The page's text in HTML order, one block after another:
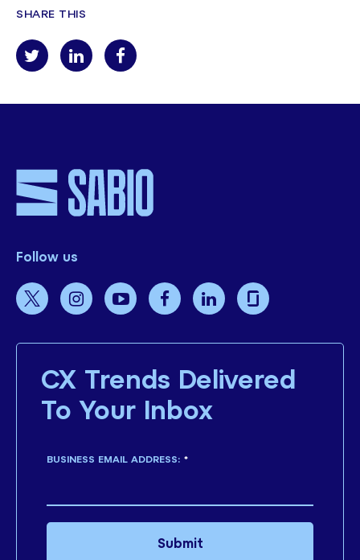
SHARE THIS
Follow us
CX Trends Delivered
To Your Inbox
*
BUSINESS EMAIL ADDRESS:
Submit